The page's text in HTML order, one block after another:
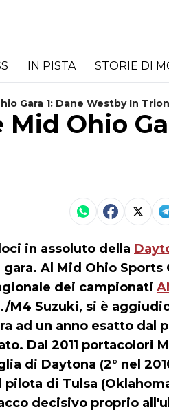
IN PISTA STORIE DI
Gara 1: Dane Westby In
Ohio
in assoluto della
Al Mid Ohio Sports
dei campionati
M4 Suzuki, si è
ad un anno esatto dal
Dal 2011 portacolori
di Daytona (2° nel
di Tulsa
decisivo proprio